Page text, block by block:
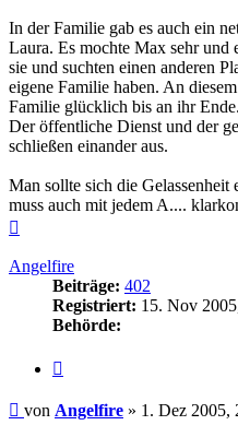
In der Familie gab es auch ein
Laura. Es mochte Max sehr und
sie und suchten einen anderen
eigene Familie haben. An
Familie glücklich bis an ihr Ende.
Der öffentliche Dienst und der
schließen einander aus.
Man sollte sich die Gelassenheit
muss auch mit jedem A....
Angelfire
Beiträge: 402
Registriert: 15. Nov
Behörde:
Beitrag
von Angelfire » 1. Dez 2005,